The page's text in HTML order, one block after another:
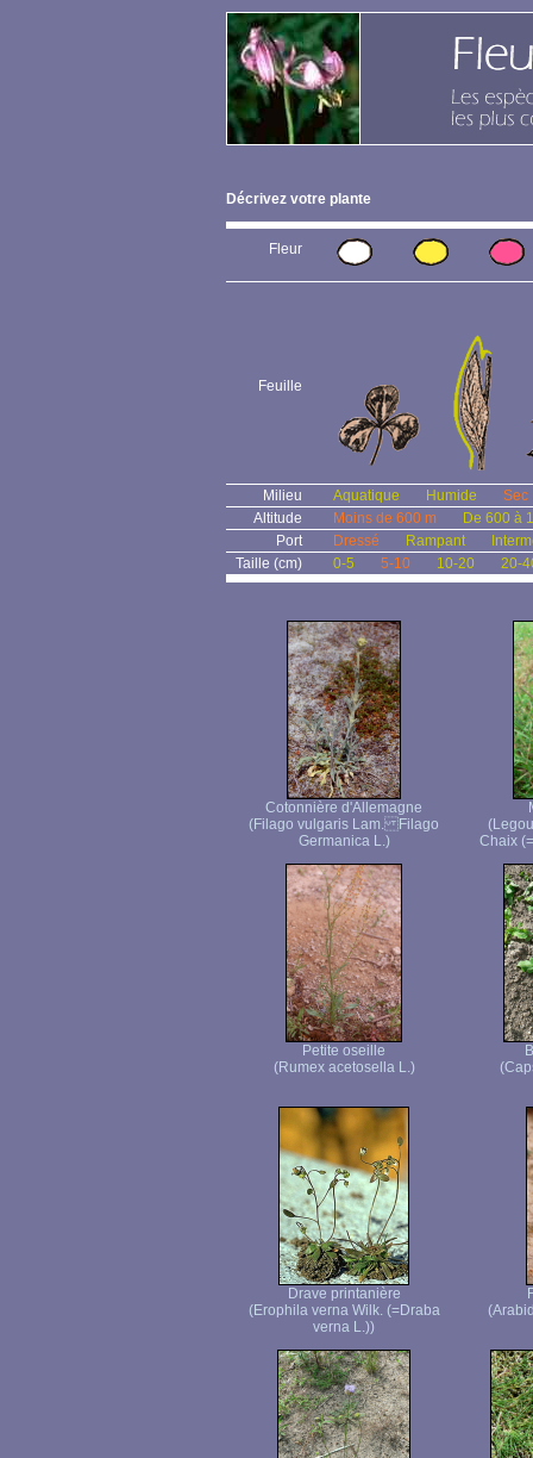
Décrivez votre plante
Fleur
Feuille
Milieu Aquatique Humide
Sec
Altitude
Moins de 600 m
De 600 à
Port
Dressé Rampant
Taille (cm)
0-5 5-10 10-20 20-
Cotonnière d'Allemagne
(Filago vulgaris Lam. Filago
Germanica L.)
Chaix
Petite oseille
(Rumex acetosella L.)
Drave printanière
(Erophila verna Wilk. (=Draba
verna L.))